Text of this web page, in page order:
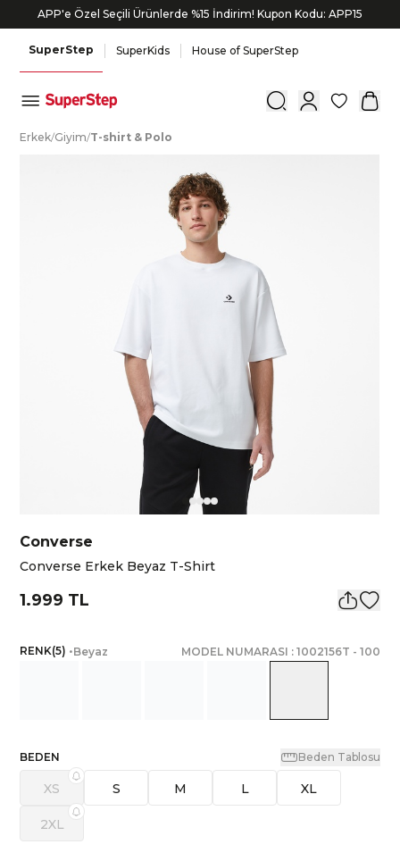
APP'e Özel Seçili Ürünlerde %15 İndirim! Kupon Kodu: APP15
SuperStep SuperKids House of SuperStep
0
Erkek/Giyim/T-shirt & Polo
Converse
Converse Erkek Beyaz T-Shirt
1.999 TL
RENK(5) •Beyaz MODEL NUMARASI : 1002156T - 100
BEDEN Beden Tablosu
XS S M L XL
2XL